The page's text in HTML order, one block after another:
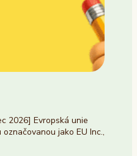
2026] Evropská unie
jako EU Inc.,